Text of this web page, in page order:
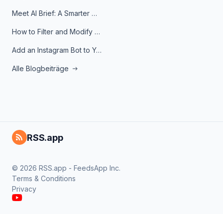
Meet AI Brief: A Smarter Way to Stay on Top of Information
How to Filter and Modify RSS Feeds
Add an Instagram Bot to Your Telegram Channel, Group, or Topic
Alle Blogbeiträge
RSS.app
© 2026 RSS.app - FeedsApp Inc.
Terms & Conditions
Privacy